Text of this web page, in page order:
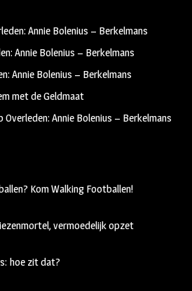
Annie Bolenius – Berkelmans
Annie Bolenius – Berkelmans
Annie Bolenius – Berkelmans
met de Geldmaat
Overleden: Annie Bolenius – Berkelmans
Kom Walking Footballen!
vermoedelijk opzet
hoe zit dat?